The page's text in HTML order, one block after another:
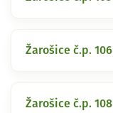
Žarošice č.p. 106
Žarošice č.p. 108